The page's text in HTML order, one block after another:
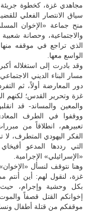
مجاهدي غزة، كخطوة
سياق الانتصار الفعلي
منح جماعة «الإخوان
والاجتماعية، وحصانة
الذي تراجع في موقفه
الواسع معها.
وقد بادرت إلى استغلاله
مسار البناء الديني
دور المعارضة أولاً، ثم
غزة وتحرير القدس؛ لكنهم
والمعين والمساند- قد
ووقفوا في الطرف
تعبيرهم، انطلاقاً من
الفكر اليهودي المتطرف،
التي رددها المدعو
«الإسرائيلي» الإجرامية.
وهنا نتوقف لنسأل
غزة، لنقول لهم: أين
بكل وحشية وإجرام، حيث
إخوانكم القتل قصفاً
موقفكم من قتلة أطفال